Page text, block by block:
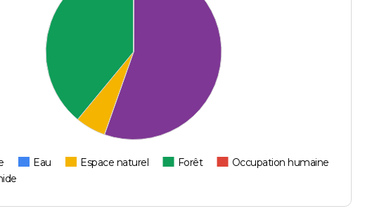
Eau Espace naturel Forêt
Occupation humaine